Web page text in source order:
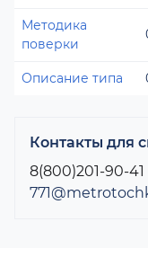
Методика
поверки
Описание типа
Контакты для
8(800)201-90-41